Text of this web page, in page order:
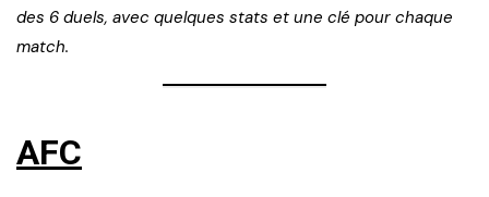
des 6 duels, avec quelques stats et une clé pour chaque
match.
AFC